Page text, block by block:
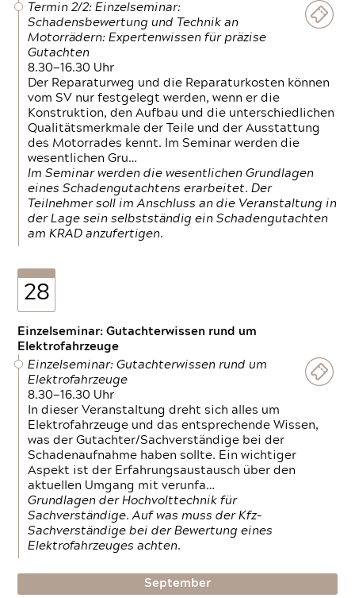
Termin 2/2: Einzelseminar:
Schadensbewertung und Technik an
Motorrädern: Expertenwissen für präzise
Gutachten
8.30—16.30 Uhr
Der Reparaturweg und die Reparaturkosten können
vom SV nur festgelegt werden, wenn er die
Konstruktion, den Aufbau und die unterschiedlichen
Qualitätsmerkmale der Teile und der Ausstattung
des Motorrades kennt. Im Seminar werden die
wesentlichen Gru…
Im Seminar werden die wesentlichen Grundlagen
eines Schadengutachtens erarbeitet. Der
Teilnehmer soll im Anschluss an die Veranstaltung in
der Lage sein selbstständig ein Schadengutachten
am KRAD anzufertigen.
28
Einzelseminar: Gutachterwissen rund um
Elektrofahrzeuge
Einzelseminar: Gutachterwissen rund um
Elektrofahrzeuge
8.30—16.30 Uhr
In dieser Veranstaltung dreht sich alles um
Elektrofahrzeuge und das entsprechende Wissen,
was der Gutachter/Sachverständige bei der
Schadenaufnahme haben sollte. Ein wichtiger
Aspekt ist der Erfahrungsaustausch über den
aktuellen Umgang mit verunfa…
Grundlagen der Hochvolttechnik für
Sachverständige. Auf was muss der Kfz-
Sachverständige bei der Bewertung eines
Elektrofahrzeuges achten.
September